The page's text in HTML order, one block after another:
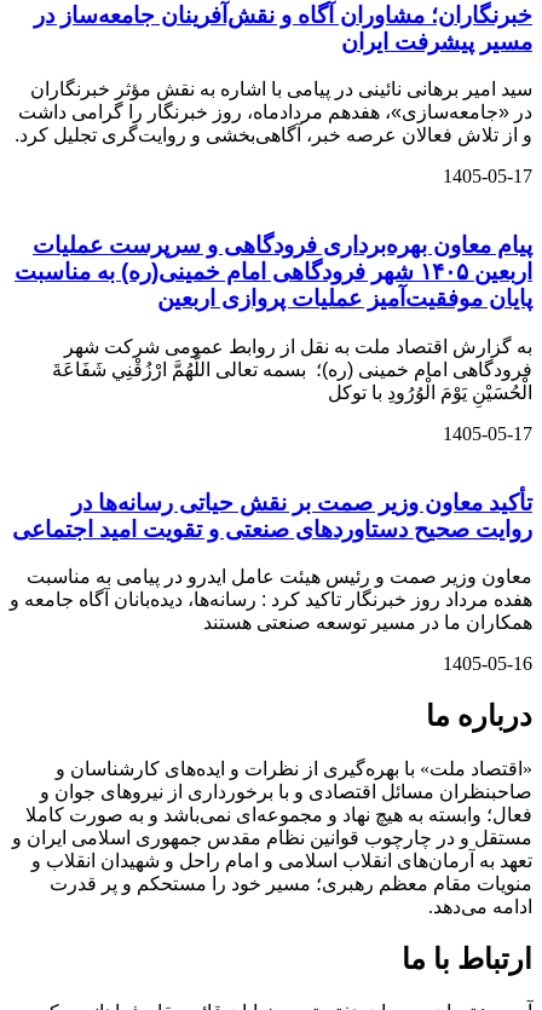
خبرنگاران؛ مشاوران آگاه و نقش‌آفرینان جامعه‌ساز در
مسیر پیشرفت ایران
سید امیر برهانی نائینی در پیامی با اشاره به نقش مؤثر خبرنگاران
در «جامعه‌سازی»، هفدهم مردادماه، روز خبرنگار را گرامی داشت
و از تلاش فعالان عرصه خبر، آگاهی‌بخشی و روایت‌گری تجلیل کرد.
1405-05-17
️پیام معاون بهره‌برداری فرودگاهی و سرپرست عملیات
اربعین ۱۴۰۵ شهر فرودگاهی امام خمینی(ره) به مناسبت
پایان موفقیت‌آمیز عملیات پروازی اربعین
به گزارش اقتصاد ملت به نقل از روابط عمومی شرکت شهر
فرودگاهی امام خمینی (ره)؛ بسمه تعالی اللَّهُمَّ ارْزُقْنِي شَفَاعَةَ
الْحُسَيْنِ يَوْمَ الْوُرُودِ با توکل
1405-05-17
تأکید معاون وزیر صمت بر نقش حیاتی رسانه‌ها در
روایت صحیح دستاوردهای صنعتی و تقویت امید اجتماعی
معاون وزیر صمت و رئیس هیئت عامل ایدرو در پیامی به مناسبت
هفده مرداد روز خبرنگار تاکید کرد : رسانه‌ها، دیده‌بانان آگاه جامعه و
همکاران ما در مسیر توسعه صنعتی هستند
1405-05-16
درباره ما
«اقتصاد ملت» با بهره‌گیری از نظرات و ایده‌های کارشناسان و
صاحبنظران مسائل اقتصادی و با برخورداری از نیروهای جوان و
فعال؛ وابسته به هیچ نهاد و مجموعه‌ای نمی‌‌باشد و به صورت کاملا
مستقل و در چارچوب قوانین نظام مقدس جمهوری اسلامی ایران و
تعهد به آرمان‌های انقلاب اسلامی و امام راحل و شهیدان انقلاب و
منویات مقام معظم رهبری؛ مسیر خود را مستحکم و پر قدرت
ادامه می‌دهد.
ارتباط با ما